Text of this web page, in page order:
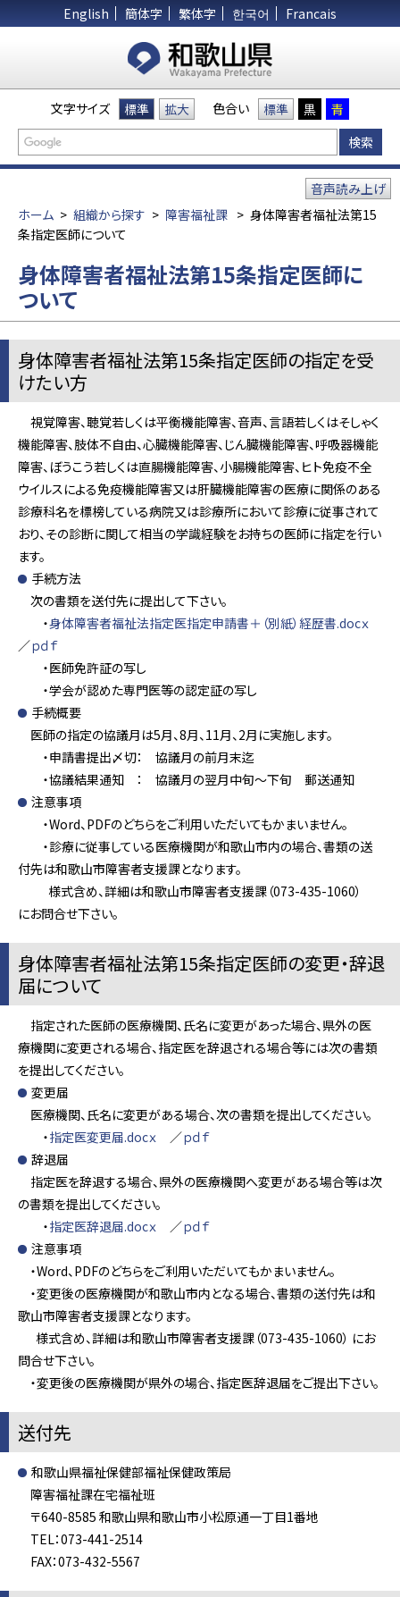
English 簡体字 繁体字 한국어 Francais
文字サイズ 標準 拡大 色合い 標準 黒 青
ホーム > 組織から探す > 障害福祉課 > 身体障害者福祉法第15
条指定医師について
音声読み上げ
身体障害者福祉法第15条指定医師に
ついて
身体障害者福祉法第15条指定医師の指定を受
けたい方
視覚障害、聴覚若しくは平衡機能障害、音声、言語若しくはそしゃく
機能障害、肢体不自由、心臓機能障害、じん臓機能障害、呼吸器機能
障害、ぼうこう若しくは直腸機能障害、小腸機能障害、ヒト免疫不全
ウイルスによる免疫機能障害又は肝臓機能障害の医療に関係のある
診療科名を標榜している病院又は診療所において診療に従事されて
おり、その診断に関して相当の学識経験をお持ちの医師に指定を行い
ます。
手続方法
次の書類を送付先に提出して下さい。
・身体障害者福祉法指定医指定申請書＋（別紙）経歴書.docｘ
／ｐｄｆ
・医師免許証の写し
・学会が認めた専門医等の認定証の写し
手続概要
医師の指定の協議月は5月、8月、11月、2月に実施します。
・申請書提出〆切： 協議月の前月末迄
・協議結果通知 ： 協議月の翌月中旬～下旬 郵送通知
注意事項
・Word、PDFのどちらをご利用いただいてもかまいません。
・診療に従事している医療機関が和歌山市内の場合、書類の送
付先は和歌山市障害者支援課となります。
様式含め、詳細は和歌山市障害者支援課（073-435-1060）
にお問合せ下さい。
身体障害者福祉法第15条指定医師の変更・辞退
届について
指定された医師の医療機関、氏名に変更があった場合、県外の医
療機関に変更される場合、指定医を辞退される場合等には次の書類
を提出してください。
変更届
医療機関、氏名に変更がある場合、次の書類を提出してください。
・指定医変更届.docｘ ／ｐｄｆ
辞退届
指定医を辞退する場合、県外の医療機関へ変更がある場合等は次
の書類を提出してください。
・指定医辞退届.docｘ ／ｐｄｆ
注意事項
・Word、PDFのどちらをご利用いただいてもかまいません。
・変更後の医療機関が和歌山市内となる場合、書類の送付先は和
歌山市障害者支援課となります。
様式含め、詳細は和歌山市障害者支援課（073-435-1060） にお
問合せ下さい。
・変更後の医療機関が県外の場合、指定医辞退届をご提出下さい。
送付先
和歌山県福祉保健部福祉保健政策局
障害福祉課在宅福祉班
〒640-8585 和歌山県和歌山市小松原通一丁目1番地
TEL：073-441-2514
FAX：073-432-5567